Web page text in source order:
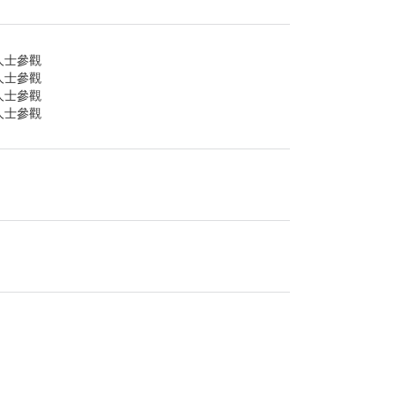
士參觀
士參觀
士參觀
士參觀